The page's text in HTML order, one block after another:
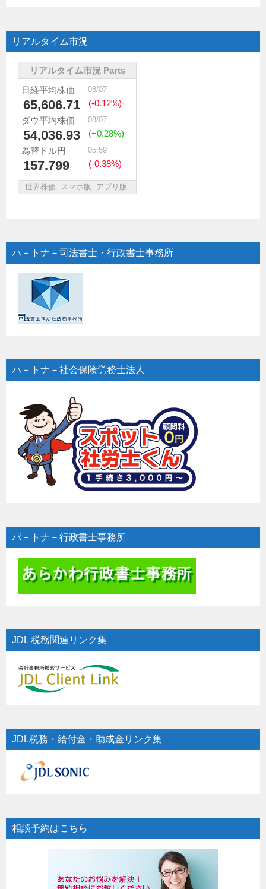
リアルタイム市況
パ－トナ－司法書士・行政書士事務所
パ－トナ－社会保険労務士法人
パ－トナ－行政書士事務所
JDL 税務関連リンク集
JDL税務・給付金・助成金リンク集
相談予約はこちら